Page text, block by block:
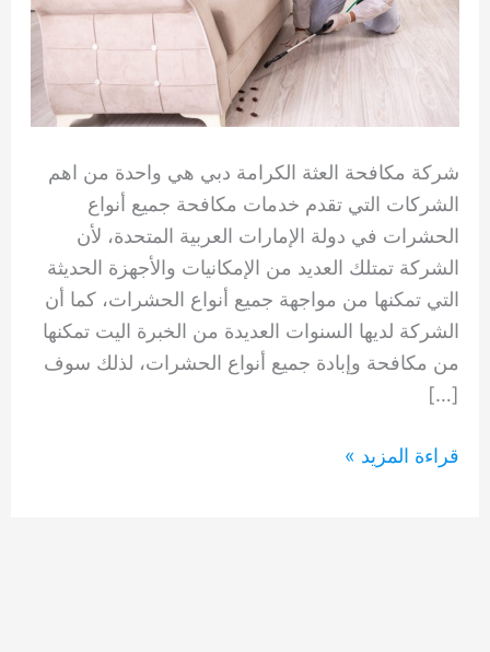
شركة مكافحة العثة الكرامة دبي هي واحدة من اهم
الشركات التي تقدم خدمات مكافحة جميع أنواع
الحشرات في دولة الإمارات العربية المتحدة، لأن
الشركة تمتلك العديد من الإمكانيات والأجهزة الحديثة
التي تمكنها من مواجهة جميع أنواع الحشرات، كما أن
الشركة لديها السنوات العديدة من الخبرة اليت تمكنها
من مكافحة وإبادة جميع أنواع الحشرات، لذلك سوف
[…]
شركة
قراءة المزيد »